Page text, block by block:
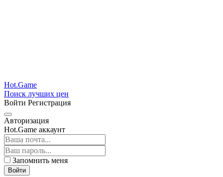
Hot.Game
Поиск лучших цен
Войти Регистрация
Авторизация
Hot.Game аккаунт
Запомнить меня
Войти